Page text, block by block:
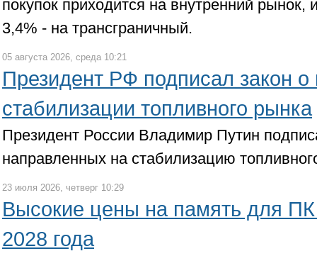
покупок приходится на внутренний
3,4% - на трансграничный.
05 августа 2026, среда 10:21
Президент РФ подписал закон о
стабилизации топливного рынка
Президент России Владимир Путин
направленных на стабилизацию
23 июля 2026, четверг 10:29
Высокие цены на память для ПК
2028 года